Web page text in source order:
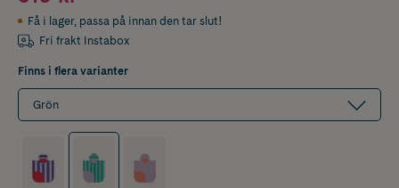
Få i lager, passa på innan den tar slut!
Fri frakt Instabox
Finns i flera varianter
Grön